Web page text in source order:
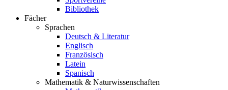
Bibliothek
Fächer
Sprachen
Deutsch & Literatur
Englisch
Französisch
Latein
Spanisch
Mathematik & Naturwissenschaften